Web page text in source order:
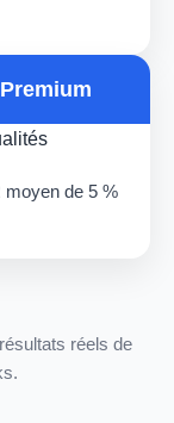
moyen de 5 %
réels de